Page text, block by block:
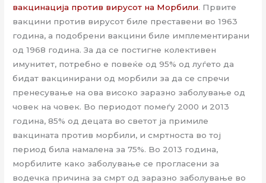
вакцинација против вирусот на Морбили. Првите
вакцини против вирусот биле преставени во 1963
година, а подобрени вакцини биле имплементирани
од 1968 година. За да се постигне колективен
имунитет, потребно е повеќе од 95% од луѓето да
бидат вакцинирани од морбили за да се спречи
пренесување на ова високо заразно заболување од
човек на човек. Во периодот помеѓу 2000 и 2013
година, 85% од децата во светот ја примиле
вакцината против морбили, и смртноста во тој
период била намалена за 75%. Во 2013 година,
морбилите како заболување се прогласени за
водечка причина за смрт од заразно заболување во